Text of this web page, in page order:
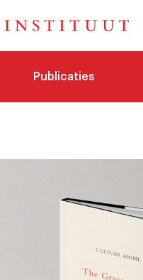
Publicaties